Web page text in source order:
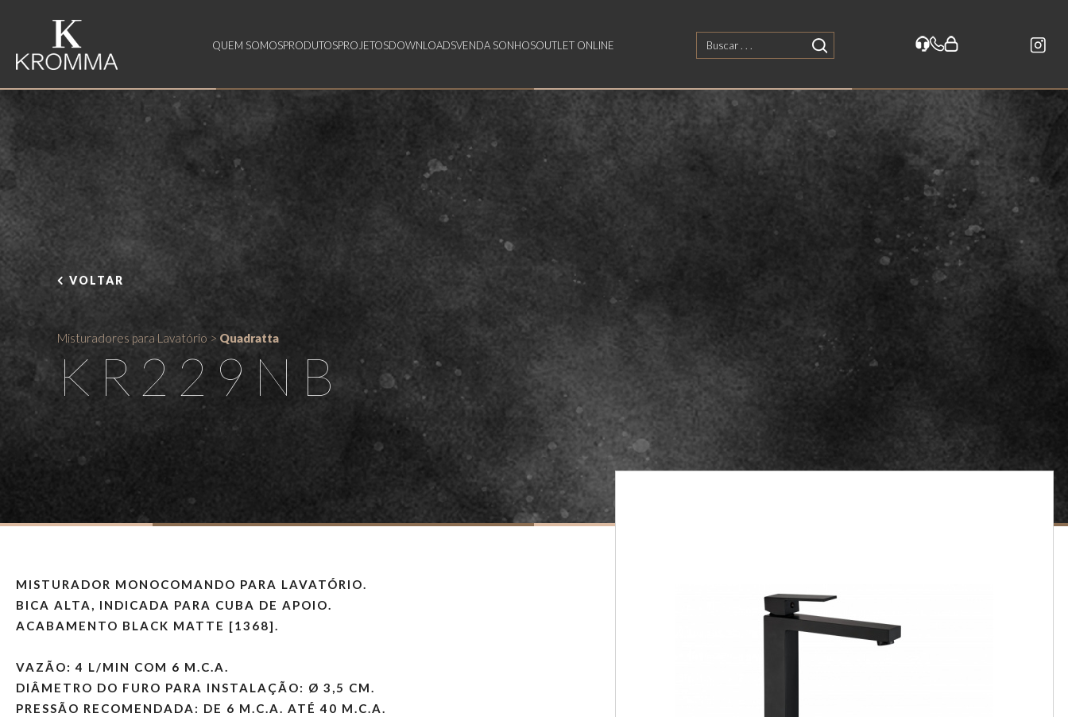
QUEM SOMOSPRODUTOSPROJETOSDOWNLOADSVENDA SONHOSOUTLET ONLINE
VOLTAR
Misturadores para Lavatório > Quadratta
KR229NB
MISTURADOR MONOCOMANDO PARA LAVATÓRIO.
BICA ALTA, INDICADA PARA CUBA DE APOIO.
ACABAMENTO BLACK MATTE [1368].
VAZÃO: 4 L/MIN COM 6 M.C.A.
DIÂMETRO DO FURO PARA INSTALAÇÃO: Ø 3,5 CM.
PRESSÃO RECOMENDADA: DE 6 M.C.A. ATÉ 40 M.C.A.